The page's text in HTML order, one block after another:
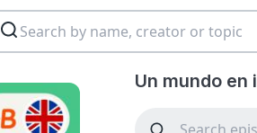
Un mundo en